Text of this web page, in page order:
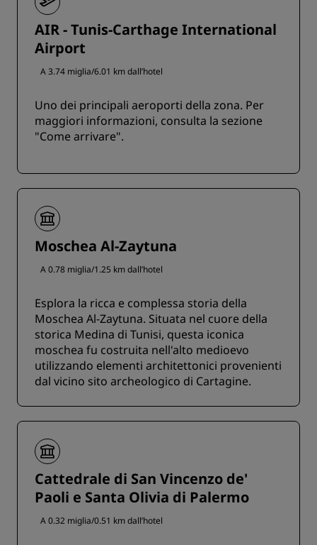
AIR - Tunis-Carthage International
Airport
A 3.74 miglia/6.01 km dall’hotel
Uno dei principali aeroporti della zona. Per
maggiori informazioni, consulta la sezione
"Come arrivare".
Moschea Al-Zaytuna
A 0.78 miglia/1.25 km dall’hotel
Esplora la ricca e complessa storia della
Moschea Al-Zaytuna. Situata nel cuore della
storica Medina di Tunisi, questa iconica
moschea fu costruita nell'alto medioevo
utilizzando elementi architettonici provenienti
dal vicino sito archeologico di Cartagine.
Cattedrale di San Vincenzo de'
Paoli e Santa Olivia di Palermo
A 0.32 miglia/0.51 km dall’hotel